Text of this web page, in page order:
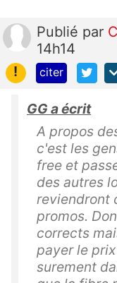
Publié par
14h14
!
citer
GG a écrit
A propos
c'est les
free et
des autres
reviendront
promos.
corrects
payer le
surement